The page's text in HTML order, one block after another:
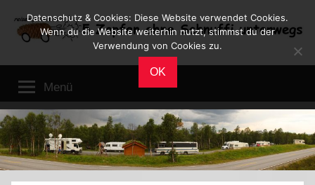
Inhalt
Reiseblog
Leben
im
Wohnmobil
Menü
Datenschutz & Cookies: Diese Website verwendet Cookies.
Wenn du die Website weiterhin nutzt, stimmst du der
Verwendung von Cookies zu.
OK